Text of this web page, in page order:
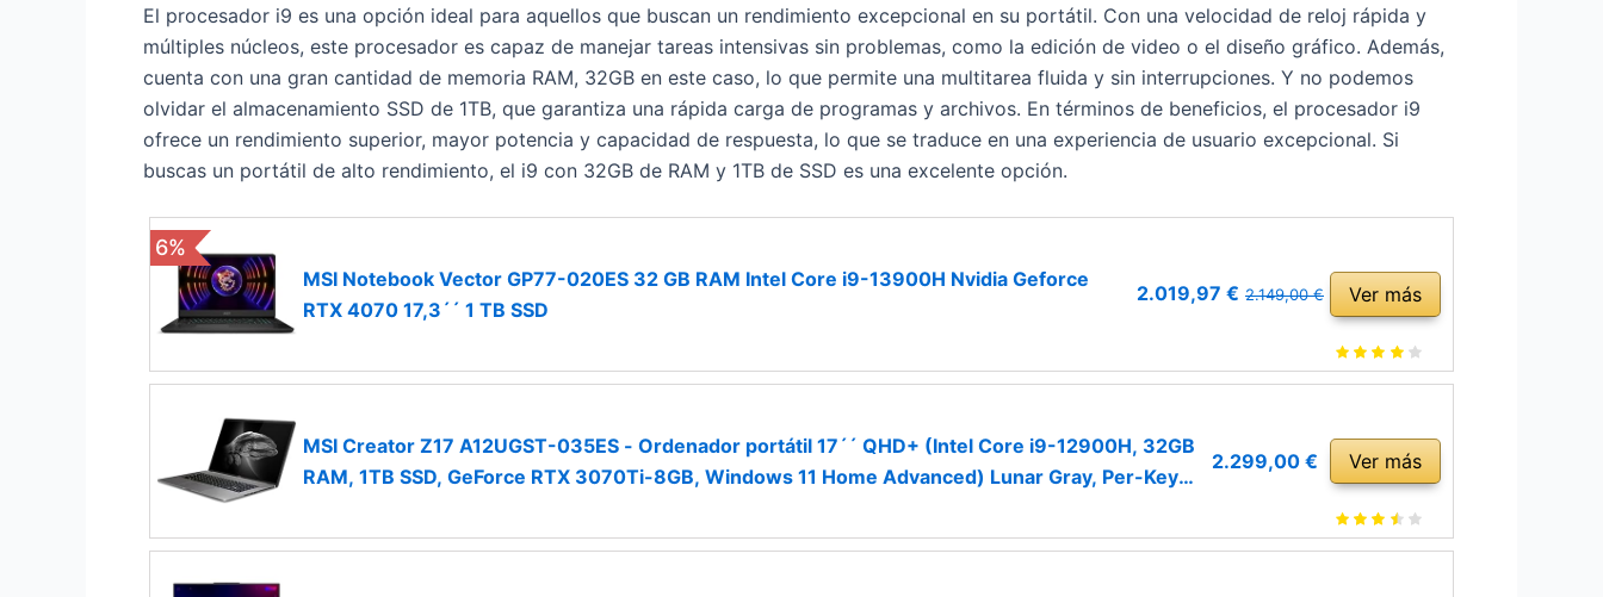
El procesador i9 es una opción ideal para aquellos que buscan un rendimiento excepcional en su portátil. Con una velocidad de reloj rápida y
múltiples núcleos, este procesador es capaz de manejar tareas intensivas sin problemas, como la edición de video o el diseño gráfico. Además,
cuenta con una gran cantidad de memoria RAM, 32GB en este caso, lo que permite una multitarea fluida y sin interrupciones. Y no podemos
olvidar el almacenamiento SSD de 1TB, que garantiza una rápida carga de programas y archivos. En términos de beneficios, el procesador i9
ofrece un rendimiento superior, mayor potencia y capacidad de respuesta, lo que se traduce en una experiencia de usuario excepcional. Si
buscas un portátil de alto rendimiento, el i9 con 32GB de RAM y 1TB de SSD es una excelente opción.
6%
MSI Notebook Vector GP77-020ES 32 GB RAM Intel Core i9-13900H Nvidia Geforce
RTX 4070 17,3´´ 1 TB SSD
2.019,97 € 2.149,00 € Ver más
MSI Creator Z17 A12UGST-035ES - Ordenador portátil 17´´ QHD+ (Intel Core i9-12900H, 32GB
RAM, 1TB SSD, GeForce RTX 3070Ti-8GB, Windows 11 Home Advanced) Lunar Gray, Per-Key
2.299,00 € Ver más